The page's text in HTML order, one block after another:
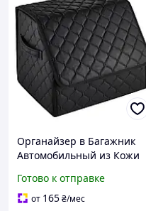
Органайзер в Багажник
Автомобильный из Кожи
Сумка в Машину для
Багажника Ящик в Авто
Готово к отправке
от 165₴/мес